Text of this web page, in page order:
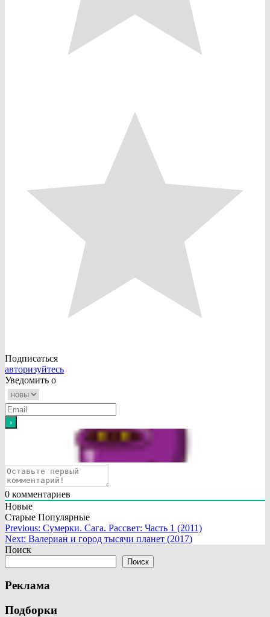
Подписаться
авторизуйтесь
Уведомить о
0 комментариев
Новые
Старые Популярные
Навигация
по
Previous: Сумерки. Сага. Рассвет: Часть 1 (2011)
Next: Валериан и город тысячи планет (2017)
Поиск
Поиск
Реклама
Подборки